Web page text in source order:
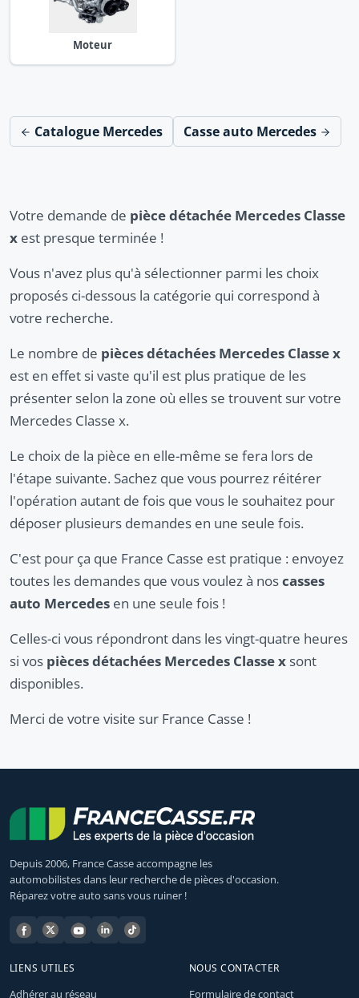
Moteur
Catalogue Mercedes Casse auto Mercedes
Votre demande de pièce détachée Mercedes Classe
x est presque terminée !
Vous n'avez plus qu'à sélectionner parmi les choix
proposés ci-dessous la catégorie qui correspond à
votre recherche.
Le nombre de pièces détachées Mercedes Classe x
est en effet si vaste qu'il est plus pratique de les
présenter selon la zone où elles se trouvent sur votre
Mercedes Classe x.
Le choix de la pièce en elle-même se fera lors de
l'étape suivante. Sachez que vous pourrez réitérer
l'opération autant de fois que vous le souhaitez pour
déposer plusieurs demandes en une seule fois.
C'est pour ça que France Casse est pratique : envoyez
toutes les demandes que vous voulez à noscasses
auto Mercedes en une seule fois !
Celles-ci vous répondront dans les vingt-quatre heures
si vos pièces détachées Mercedes Classe x sont
disponibles.
Merci de votre visite sur France Casse !
Depuis 2006, France Casse accompagne les
automobilistes dans leur recherche de pièces d'occasion.
Réparez votre auto sans vous ruiner !
LIENS UTILES
Adhérer au réseau
NOUS CONTACTER
Formulaire de contact